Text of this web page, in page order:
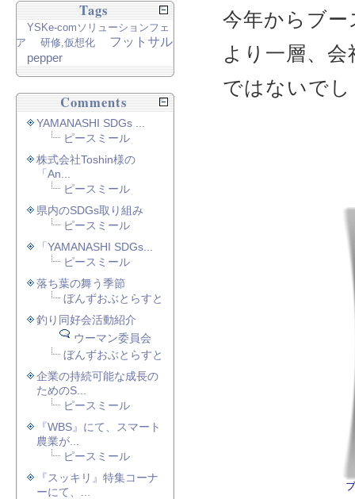
今年からブ
より一層、
ではないで
Tags
YSKe-comソリューションフェ
ア
研修,仮想化
フットサル
pepper
Comments
YAMANASHI SDGs ...
ピースミール
株式会社Toshin様の
「An...
ピースミール
県内のSDGs取り組み
ピースミール
「YAMANASHI SDGs...
ピースミール
落ち葉の舞う季節
ぼんずおぶとらすと
釣り同好会活動紹介
ウーマン委員会
ぼんずおぶとらすと
企業の持続可能な成長の
ためのS...
ピースミール
『WBS』にて、スマート
農業が...
ピースミール
『スッキリ』特集コーナ
ーにて、...